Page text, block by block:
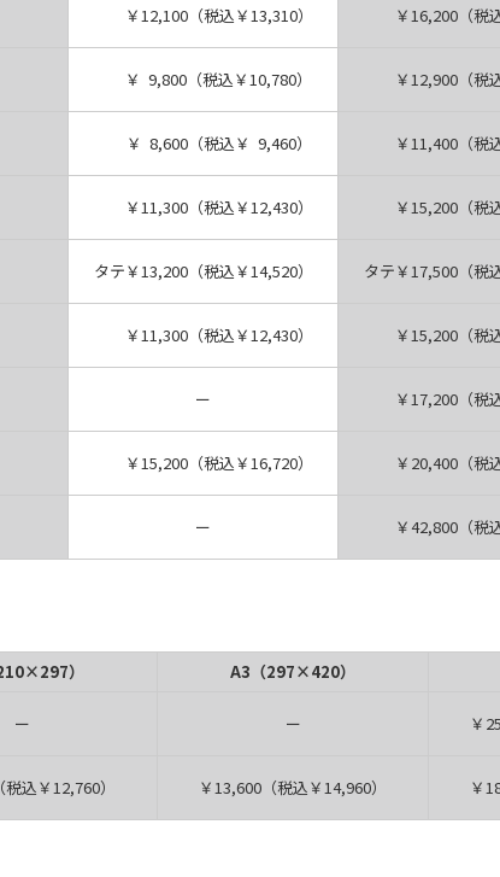
￥12,100（税込￥13,310） ￥16,200（税込
￥ 9,800（税込￥10,780） ￥12,900（税込
￥ 8,600（税込￥ 9,460） ￥11,400（税込
￥11,300（税込￥12,430） ￥15,200（税込
タテ￥13,200（税込￥14,520） タテ￥17,500（税
￥11,300（税込￥12,430） ￥15,200（税込
ー ￥17,200（税込
￥15,200（税込￥16,720） ￥20,400（税込
ー ￥42,800（税込
） A3（297×420）
ー ー ￥
込￥12,760） ￥13,600（税込￥14,960） ￥